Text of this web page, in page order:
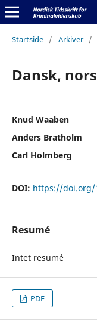
Startside / Arkiver /
Dansk,
Knud Waaben
Anders Bratholm
Carl Holmberg
DOI: https://doi.org/
Resumé
Intet resumé
PDF